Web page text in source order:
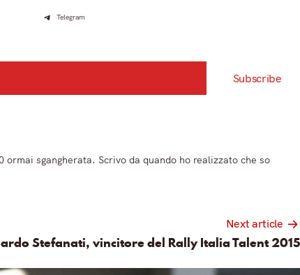
Telegram
Subscribe
sgangherata. Scrivo da quando ho realizzato che so
Next article
Stefanati, vincitore del Rally Italia Talent 2015